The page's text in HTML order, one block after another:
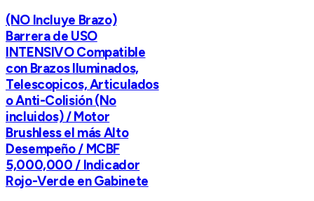
(NO Incluye Brazo)
Barrera de USO
INTENSIVO Compatible
con Brazos Iluminados,
Telescopicos, Articulados
o Anti-Colisión (No
incluidos) / Motor
Brushless el más Alto
Desempeño / MCBF
5,000,000 / Indicador
Rojo-Verde en Gabinete